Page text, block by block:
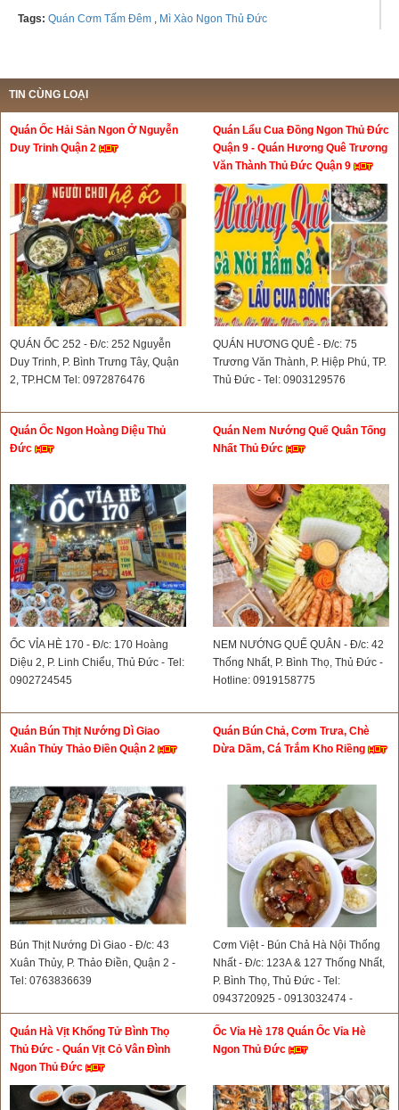
Tags: Quán Cơm Tấm Đêm Mì Xào Ngon Thủ Đức
TIN CÙNG LOẠI
Quán Ốc Hải Sản Ngon Ở Nguyễn
Duy Trinh Quận 2
QUÁN ỐC 252 - Đ/c: 252 Nguyễn
Duy Trinh, P. Bình Trưng Tây, Quận
2, TP.HCM Tel: 0972876476
Quán Lẩu Cua Đồng Ngon Thủ Đức
Quận 9 - Quán Hương Quê Trương
Văn Thành Thủ Đức Quận 9
QUÁN HƯƠNG QUÊ - Đ/c: 75
Trương Văn Thành, P. Hiệp Phú, TP.
Thủ Đức - Tel: 0903129576
Quán Ốc Ngon Hoàng Diệu Thủ
Đức
ỐC VỈA HÈ 170 - Đ/c: 170 Hoàng
Diệu 2, P. Linh Chiểu, Thủ Đức - Tel:
0902724545
Quán Nem Nướng Quế Quân Tống
Nhất Thủ Đức
NEM NƯỚNG QUẾ QUÂN - Đ/c: 42
Thống Nhất, P. Bình Thọ, Thủ Đức -
Hotline: 0919158775
Quán Bún Thịt Nướng Dì Giao
Xuân Thủy Thảo Điền Quận 2
Bún Thịt Nướng Dì Giao - Đ/c: 43
Xuân Thủy, P. Thảo Điền, Quận 2 -
Tel: 0763836639
Quán Bún Chả, Cơm Trưa, Chè
Dừa Dầm, Cá Trắm Kho Riềng
Cơm Việt - Bún Chả Hà Nội Thống
Nhất - Đ/c: 123A & 127 Thống Nhất,
P. Bình Thọ, Thủ Đức - Tel:
0943720925 - 0913032474 -
0898868939- 0816681166
Quán Hà Vịt Khổng Tử Bình Thọ
Thủ Đức - Quán Vịt Cỏ Vân Đình
Ngon Thủ Đức
Ốc Vỉa Hè 178 Quán Ốc Vỉa Hè
Ngon Thủ Đức